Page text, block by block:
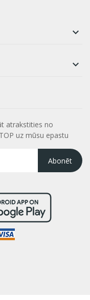


atrakstities no
uz mūsu epastu
Abonēt